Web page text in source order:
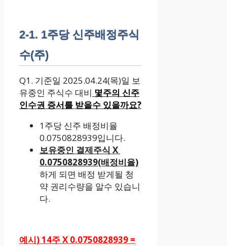
2-1. 1주당 신주배정주식
수(주)
Q1. 기준일 2025.04.24(목)일 보
유중인 주식수 대비 몇주의 신주
인수권 증서를 받을수 있을까요?
1주당 신주 배정비율
0.0750828939입니다.
보유중인 결제주식 X
0.0750828939(배정비율)
하게 되면 배정 받게될 청
약 권리수량을 알수 있습니
다.
예시) 14주 X 0.0750828939 =